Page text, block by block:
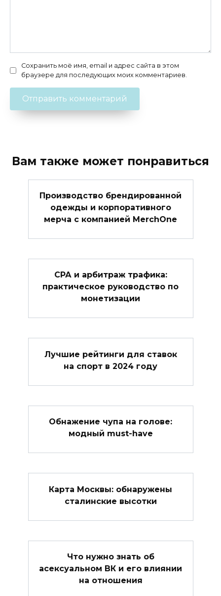
Сохранить моё имя, email и адрес сайта в этом
браузере для последующих моих комментариев.
Вам также может понравиться
Производство брендированной
одежды и корпоративного
мерча с компанией MerchOne
СРА и арбитраж трафика:
практическое руководство по
монетизации
Лучшие рейтинги для ставок
на спорт в 2024 году
Обнажение чупа на голове:
модный must-have
Карта Москвы: обнаружены
сталинские высотки
Что нужно знать об
асексуальном ВК и его влиянии
на отношения